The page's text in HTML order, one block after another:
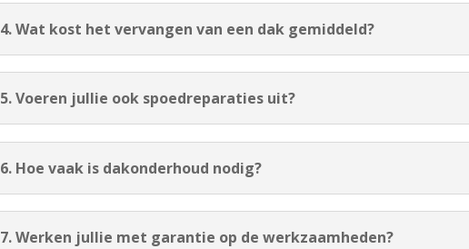
4. Wat kost het vervangen van een dak gemiddeld?
5. Voeren jullie ook spoedreparaties uit?
6. Hoe vaak is dakonderhoud nodig?
7. Werken jullie met garantie op de werkzaamheden?